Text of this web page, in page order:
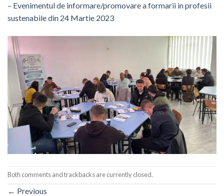
– Evenimentul de informare/promovare a formarii in profesii
sustenabile din 24 Martie 2023
Both comments and trackbacks are currently closed.
← Previous